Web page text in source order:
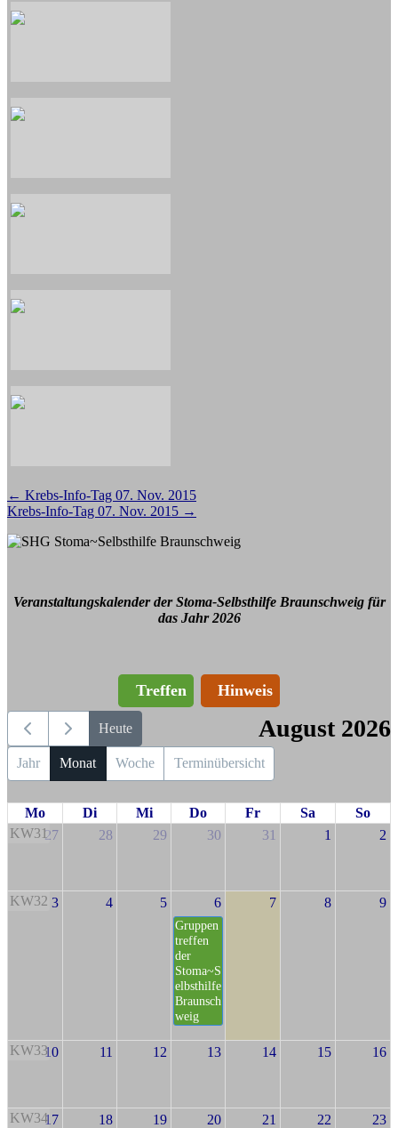
Beitragsnavigation
← Krebs-Info-Tag 07. Nov. 2015
Krebs-Info-Tag 07. Nov. 2015 →
Veranstaltungskalender der Stoma-Selbsthilfe Braunschweig für
das Jahr 2026
Treffen Hinweis
Heute August 2026
Jahr Monat Woche Terminübersicht
Mo Di Mi Do Fr Sa
So
KW3127 28 29 30 31 1 2
KW32 3 4 5 6
Gruppen
treffen
der
Stoma~S
elbsthilfe
Braunsch
weig
7 8 9
KW3310 11 12 13 14 15 16
KW3417 18 19 20 21 22 23